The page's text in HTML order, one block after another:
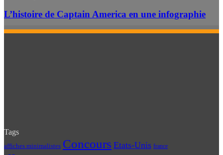
L’histoire de Captain America en une infographie
Tags
affiches minimalistes Concours Etats-Unis france